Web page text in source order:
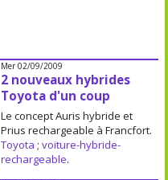
Mer 02/09/2009
2 nouveaux hybrides
Toyota d'un coup
Le concept Auris hybride et
Prius rechargeable à Francfort.
Toyota ; voiture-hybride-
rechargeable.